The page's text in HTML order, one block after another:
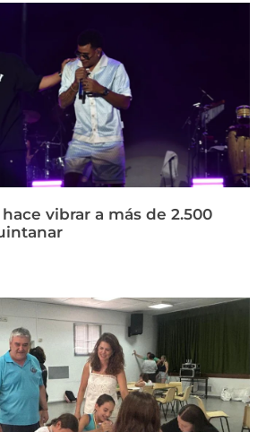
vibrar a más de 2.500